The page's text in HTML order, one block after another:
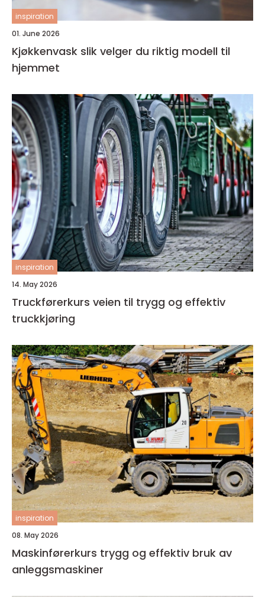
inspiration
01. June 2026
Kjøkkenvask slik velger du riktig modell til
hjemmet
inspiration
14. May 2026
Truckførerkurs veien til trygg og effektiv
truckkjøring
inspiration
08. May 2026
Maskinførerkurs trygg og effektiv bruk av
anleggsmaskiner